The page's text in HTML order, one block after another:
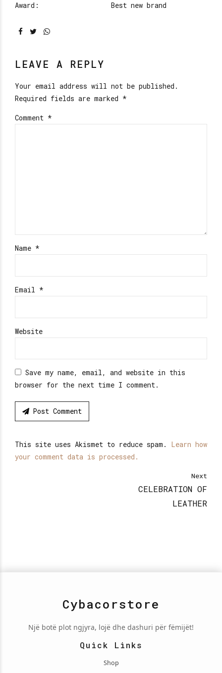
Award:
Best new brand
LEAVE A REPLY
Your email address will not be published.
Required fields are marked *
Comment *
Name *
Email *
Website
Save my name, email, and website in this
browser for the next time I comment.
Post Comment
This site uses Akismet to reduce spam. Learn how
your comment data is processed.
Next
CELEBRATION OF
LEATHER
Cybacorstore
Një botë plot ngjyra, lojë dhe dashuri për fëmijët!
Quick Links
Shop